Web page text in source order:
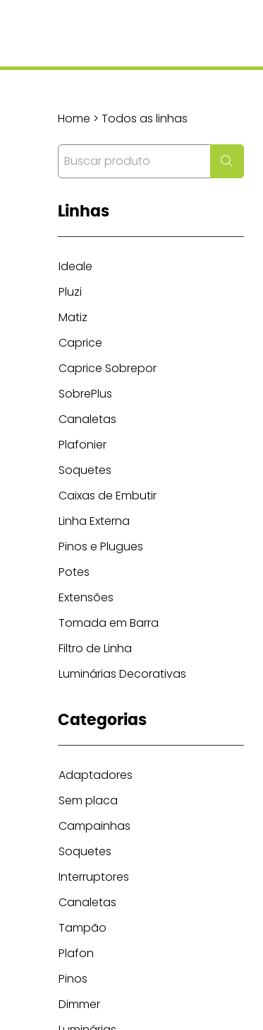
Home > Todos as linhas
Ideale
Pluzi
Matiz
Caprice
Caprice Sobrepor
SobrePlus
Canaletas
Plafonier
Soquetes
Caixas de Embutir
Linha Externa
Pinos e Plugues
Potes
Extensões
Tomada em Barra
Filtro de Linha
Luminárias Decorativas
Linhas
Categorias
Adaptadores
Sem placa
Campainhas
Soquetes
Interruptores
Canaletas
Tampão
Plafon
Pinos
Dimmer